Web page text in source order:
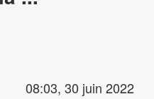
08:03, 30 juin 2022